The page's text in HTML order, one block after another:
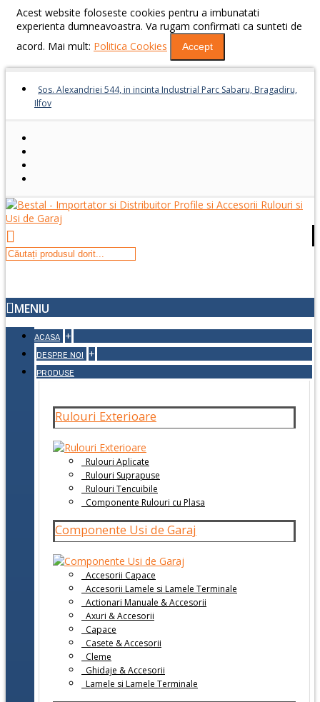
Acest website foloseste cookies pentru a imbunatati
experienta dumneavoastra. Va rugam confirmati ca sunteti de
acord. Mai mult: Politica Cookies Accept
Sos. Alexandriei 544, in incinta Industrial Parc Sabaru, Bragadiru,
Ilfov
MENIU
ACASA +
DESPRE NOI +
PRODUSE
Rulouri Exterioare
Rulouri Aplicate
Rulouri Suprapuse
Rulouri Tencuibile
Componente Rulouri cu Plasa
Componente Usi de Garaj
Accesorii Capace
Accesorii Lamele si Lamele Terminale
Actionari Manuale & Accesorii
Axuri & Accesorii
Capace
Casete & Accesorii
Cleme
Ghidaje & Accesorii
Lamele si Lamele Terminale